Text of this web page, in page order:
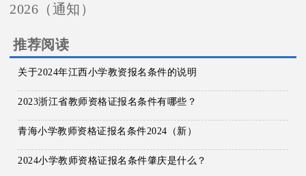
2026（通知）
推荐阅读
关于2024年江西小学教资报名条件的说明
2023浙江省教师资格证报名条件有哪些？
青海小学教师资格证报名条件2024（新）
2024小学教师资格证报名条件肇庆是什么？